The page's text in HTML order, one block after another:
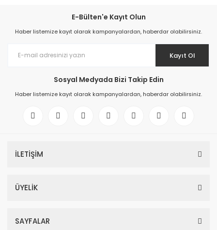
E-Bülten'e Kayıt Olun
Haber listemize kayıt olarak kampanyalardan, haberdar olabilirsiniz.
Kayıt Ol
Sosyal Medyada Bizi Takip Edin
Haber listemize kayıt olarak kampanyalardan, haberdar olabilirsiniz.
İLETİŞİM
ÜYELİK
SAYFALAR